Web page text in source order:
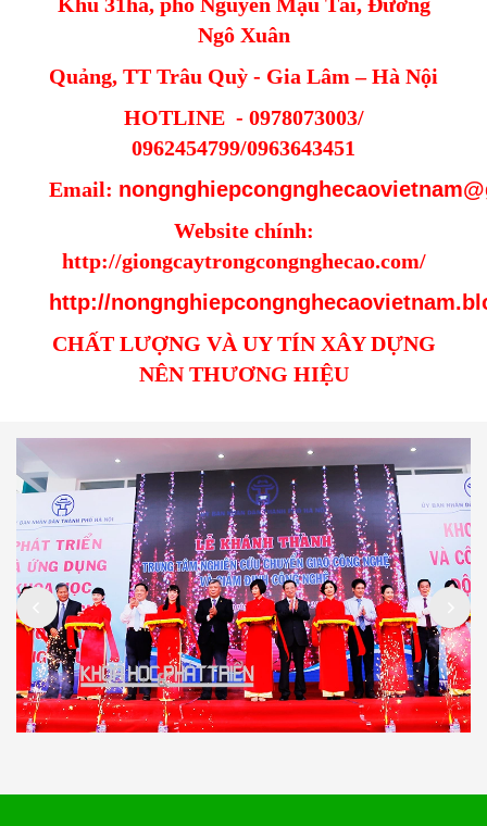
Ngô Xuân
Quảng, TT Trâu Quỳ - Gia Lâm – Hà Nội
HOTLINE - 0978073003/
0962454799/0963643451
Email:
Website chính:
http://giongcaytrongcongnghecao.com/
http://
CHẤT LƯỢNG VÀ UY TÍN XÂY DỰNG
NÊN THƯƠNG HIỆU